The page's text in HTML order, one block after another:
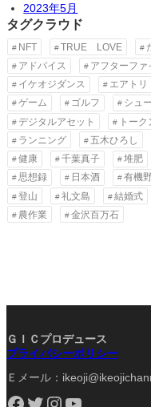
2023年5月
タグクラウド
NFT TRUE LOVE
アドバイス
アフターファ
イケオジダンス
エアトリ
ゲーム
ゴルフ シュ
デジタルアセット
トーク
ランニング
五木ひろし
健康
千葉真子 堆肥
思想録
日本酒 有機
登山
礼文島 結婚式
農作業
金沢百万石
ＧＩＣプロデュース
プライバシーポリシー
Ｅメール：
Facebook Twitter Instagram YouTube